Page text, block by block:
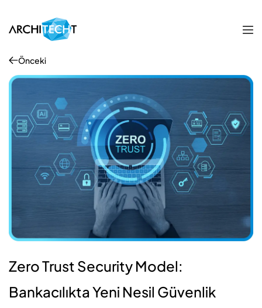
Önceki
Zero Trust Security Model:
Bankacılıkta Yeni Nesil Güvenlik